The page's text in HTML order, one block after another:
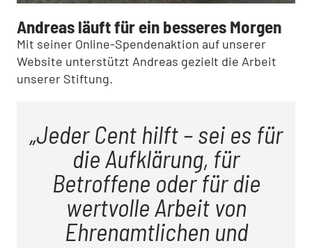
Andreas läuft für ein besseres Morgen
Mit seiner Online-Spendenaktion auf unserer
Website unterstützt Andreas gezielt die Arbeit
unserer Stiftung.
Jeder Cent hilft – sei es für
die Aufklärung, für
Betroffene oder für die
wertvolle Arbeit von
Ehrenamtlichen und